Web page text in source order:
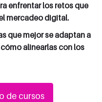
enfrentar los retos que
mercadeo digital.
que mejor se adaptan a
alinearlas con los
de cursos